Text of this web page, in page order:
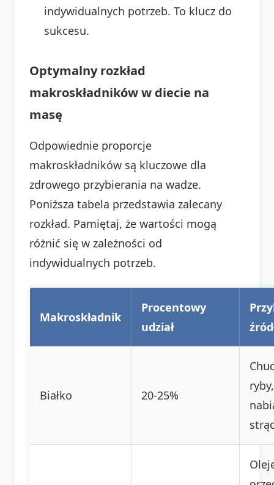
indywidualnych potrzeb. To klucz do
sukcesu.
Optymalny rozkład
makroskładników w diecie na
masę
Odpowiednie proporcje
makroskładników są kluczowe dla
zdrowego przybierania na wadze.
Poniższa tabela przedstawia zalecany
rozkład. Pamiętaj, że wartości mogą
różnić się w zależności od
indywidualnych potrzeb.
Makroskładnik
Procentowy
udział
Białko 20-25%